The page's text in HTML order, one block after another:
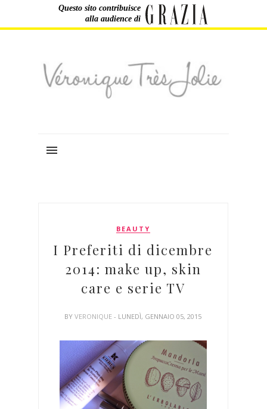
Questo sito contribuisce
alla audience di
BEAUTY
I Preferiti di dicembre
2014: make up, skin
care e serie TV
BYVERONIQUE- LUNEDÌ, GENNAIO 05, 2015